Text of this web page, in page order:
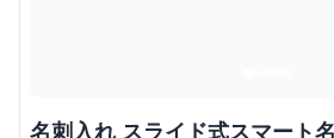
名刺入れ スライド式スマート